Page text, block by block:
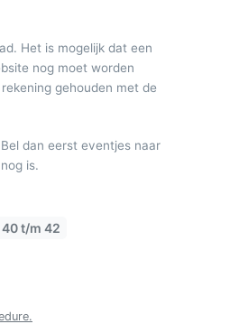
Het is mogelijk dat een
nog moet worden
gehouden met de
Bel dan eerst eventjes naar
is.
40 t/m 42